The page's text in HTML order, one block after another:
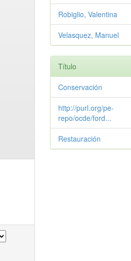
Robiglio, Valentina
Velasquez, Manuel
Título
Conservación
http://purl.org/pe-
repo/ocde/ford...
Restauración